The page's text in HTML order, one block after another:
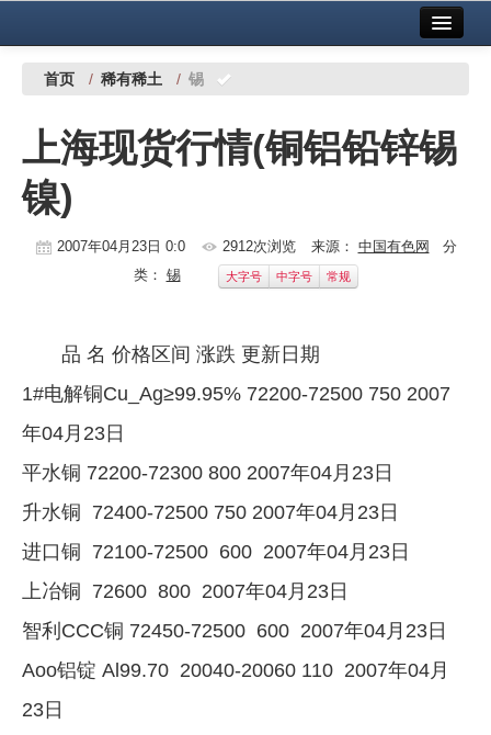
中国有色金属报社主办 广告服务
铜镍铅锌
铝
稀有稀土
镁钛
地矿 建设
党建工作
企业文化
《资源再生》杂志
数字报
首页 / 稀有稀土 / 锡
上海现货行情(铜铝铅锌锡
镍)
2007年04月23日 0:0 2912次浏览 来源： 中国有色网 分
类： 锡 大字号 中字号 常规
品 名 价格区间 涨跌 更新日期
1#电解铜Cu_Ag≥99.95% 72200-72500 750 2007
年04月23日
平水铜 72200-72300 800 2007年04月23日
升水铜 72400-72500 750 2007年04月23日
进口铜 72100-72500 600 2007年04月23日
上冶铜 72600 800 2007年04月23日
智利CCC铜 72450-72500 600 2007年04月23日
Aoo铝锭 Al99.70 20040-20060 110 2007年04月
23日